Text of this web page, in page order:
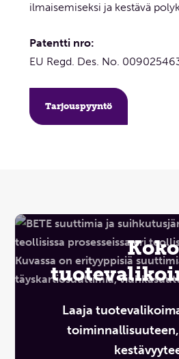
ilmaisemiseksi ja kestävä
Patentti nro:
EU Regd. Des. No.
Tarjouspyyntö
Koko
Laaja